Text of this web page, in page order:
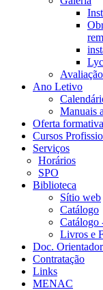
Ano Letivo
Manuais
Oferta formativa
Cursos
Serviços
Horários
SPO
Biblioteca
Sítio web
Catálogo
Catálogo
Livros e
Doc.
Contratação
Links
MENAC